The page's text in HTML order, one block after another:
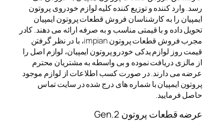
رسد. وارد کننده و توزیع کننده کلیه لوازم خودروی پروتون
ایمپیان را به کارشناسان فروش قطعات پروتون ایمپیان
تحویل داده و با قیمتی مناسب و به صرفه ارائه می دهند. کادر
مجرب فروش قطعات پروتون impian، با در نظر گرفتن
قیمت روز لوازم یدکی خودرو پروتون ایمپیان، لوازم اصل را
از مالزی دریافت نموده و بی واسطه به مشتریان محترم
عرضه می دارند. در صورت کسب اطلاعات از لوازم موجود
پروتون ایمپیان با شماره های درج شده در سایت تماس
حاصل فرمایید.
عرضه قطعات پروتون Gen.2